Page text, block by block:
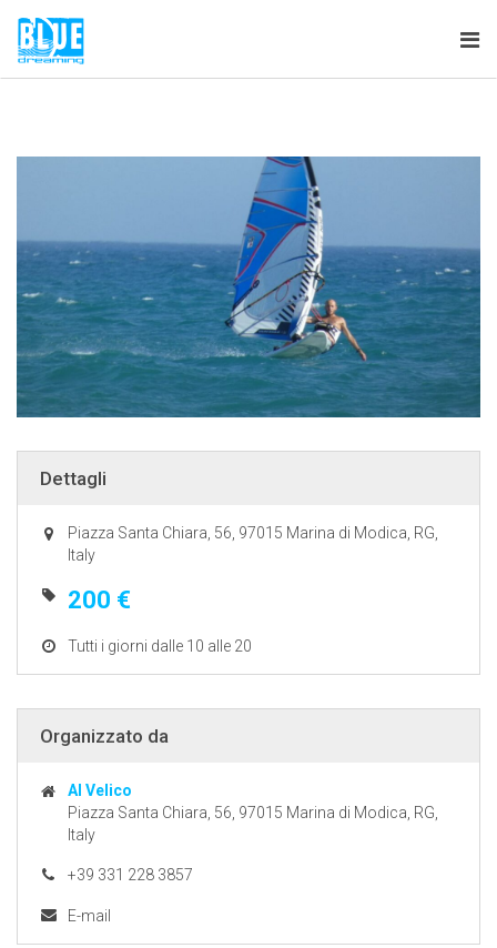
Dettagli
Piazza Santa Chiara, 56, 97015 Marina di Modica, RG,
Italy
200 €
Tutti i giorni dalle 10 alle 20
Organizzato da
Al Velico
Piazza Santa Chiara, 56, 97015 Marina di Modica, RG,
Italy
+39 331 228 3857
E-mail